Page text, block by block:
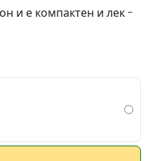
и е компактен и лек -